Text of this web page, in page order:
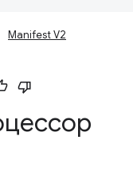
Manifest V2